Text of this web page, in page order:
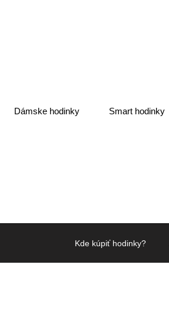
Dámske hodinky Smart hodinky
Kde kúpiť hodinky?